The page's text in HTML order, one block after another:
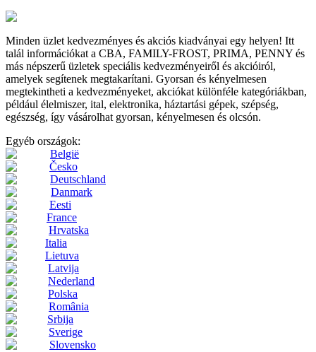
Minden üzlet kedvezményes és akciós kiadványai egy helyen! Itt
talál információkat a CBA, FAMILY-FROST, PRIMA, PENNY és
más népszerű üzletek speciális kedvezményeiről és akcióiról,
amelyek segítenek megtakarítani. Gyorsan és kényelmesen
megtekintheti a kedvezményeket, akciókat különféle kategóriákban,
például élelmiszer, ital, elektronika, háztartási gépek, szépség,
egészség, így vásárolhat gyorsan, kényelmesen és olcsón.
Egyéb országok:
België
Česko
Deutschland
Danmark
Eesti
France
Hrvatska
Italia
Lietuva
Latvija
Nederland
Polska
România
Srbija
Sverige
Slovensko